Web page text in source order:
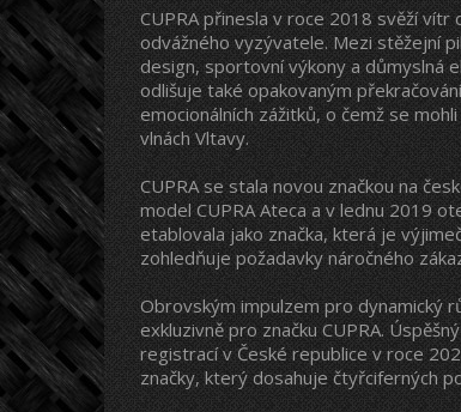
CUPRA přinesla v roce 2018 svěží
odvážného vyzývatele. Mezi stěžejní
design, sportovní výkony a důmyslná
odlišuje také opakovaným
emocionálních zážitků, o čemž se
vlnách Vltavy.
CUPRA se stala novou značkou na
model CUPRA Ateca a v lednu 2019
etablovala jako značka, která je
zohledňuje požadavky náročného
Obrovským impulzem pro dynamický
exkluzivně pro značku CUPRA.
registrací v České republice v roce
značky, který dosahuje čtyřciferných